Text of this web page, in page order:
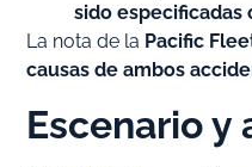
sido especificadas
La nota de la Pacific
causas de ambos
Escenario y